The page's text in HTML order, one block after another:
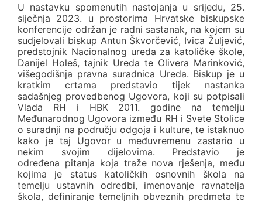
U nastavku spomenutih nastojanja u srijedu, 25.
siječnja 2023. u prostorima Hrvatske biskupske
konferencije održan je radni sastanak, na kojem su
sudjelovali biskup Antun Škvorčević, Ivica Žuljević,
predstojnik Nacionalnog ureda za katoličke škole,
Danijel Holeš, tajnik Ureda te Olivera Marinković,
višegodišnja pravna suradnica Ureda. Biskup je u
kratkim crtama predstavio tijek nastanka
sadašnjeg provedbenog Ugovora, koji su potpisali
Vlada RH i HBK 2011. godine na temelju
Međunarodnog Ugovora između RH i Svete Stolice
o suradnji na području odgoja i kulture, te istaknuo
kako je taj Ugovor u međuvremenu zastario u
nekim svojim dijelovima. Predstavio je
određena pitanja koja traže nova rješenja, među
kojima je status katoličkih osnovnih škola na
temelju ustavnih odredbi, imenovanje ravnatelja
škola, definiranje temeljnih obveznih predmeta te